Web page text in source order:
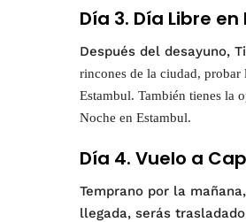
Día 3. Día Libre
Después del desayuno,
rincones de la ciudad, probar
Estambul. También tienes la
Noche en Estambul.
Día 4. Vuelo a
Temprano por la
llegada, serás